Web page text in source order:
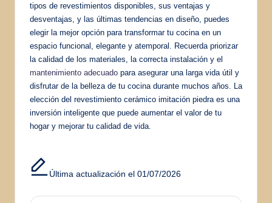
tipos de revestimientos disponibles, sus ventajas y
desventajas, y las últimas tendencias en diseño, puedes
elegir la mejor opción para transformar tu cocina en un
espacio funcional, elegante y atemporal. Recuerda priorizar
la calidad de los materiales, la correcta instalación y el
mantenimiento adecuado para asegurar una larga vida útil y
disfrutar de la belleza de tu cocina durante muchos años. La
elección del revestimiento cerámico imitación piedra es una
inversión inteligente que puede aumentar el valor de tu
hogar y mejorar tu calidad de vida.
Última actualización el 01/07/2026